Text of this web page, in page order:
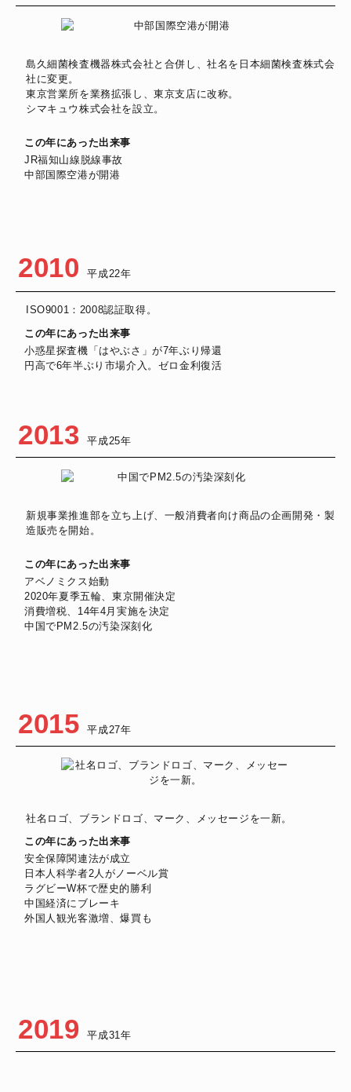
島久細菌検査機器株式会社と合併し、社名を日本細菌検査株式会
社に変更。
東京営業所を業務拡張し、東京支店に改称。
シマキュウ株式会社を設立。
この年にあった出来事
JR福知山線脱線事故
中部国際空港が開港
2010 平成22年
ISO9001：2008認証取得。
この年にあった出来事
小惑星探査機「はやぶさ」が7年ぶり帰還
円高で6年半ぶり市場介入。ゼロ金利復活
2013 平成25年
新規事業推進部を立ち上げ、一般消費者向け商品の企画開発・製
造販売を開始。
この年にあった出来事
アベノミクス始動
2020年夏季五輪、東京開催決定
消費増税、14年4月実施を決定
中国でPM2.5の汚染深刻化
2015 平成27年
社名ロゴ、ブランドロゴ、マーク、メッセージを一新。
この年にあった出来事
安全保障関連法が成立
日本人科学者2人がノーベル賞
ラグビーW杯で歴史的勝利
中国経済にブレーキ
外国人観光客激増、爆買も
2019 平成31年